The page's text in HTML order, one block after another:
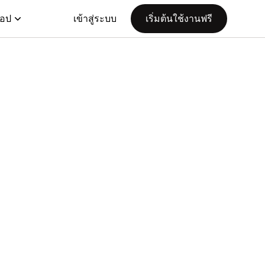
ป เข้าสู่ระบบ เริ่มต้นใช้งานฟรี